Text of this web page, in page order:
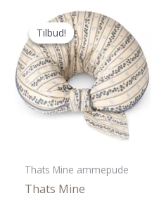
Tilbud!
Tilbud!
Thats Mine ammepude
Thats Mine